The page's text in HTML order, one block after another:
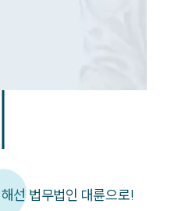
선 법무법인 대륜으로!